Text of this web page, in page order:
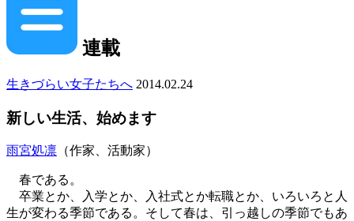
連載
生きづらい女子たちへ 2014.02.24
新しい生活、始めます
雨宮処凛 （作家、活動家）
春である。
卒業とか、入学とか、入社式とか転職とか、いろいろと人
生が変わる季節である。そして春は、引っ越しの季節でもあ